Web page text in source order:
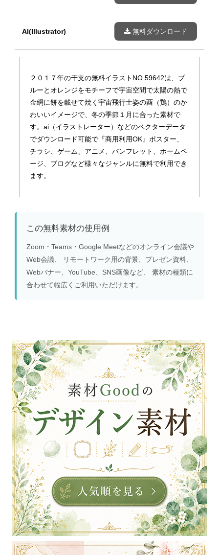
AI(Illustrator) 無料ダウンロード
２０１７年の干支の無料イラストNO.59642は、ブ
ルーとオレンジをモチーフで宇宙空間で太陽の熱で
金網に餅を載せて焼く宇宙飛行士姿の酉（鶏）のか
わいいイメージで、冬の季節１月に合った素材で
す。ai（イラストレーター）などのベクターデータ
でダウンロード可能で『商用利用OK』ポスター、
チラシ、ゲーム、アニメ、パンフレット、ホームペ
ージ、ブログなど様々なジャンルに無料で利用でき
ます。
この無料素材の使用例
Zoom・Teams・Google Meetなどのオンライン会議や
Web会議、 リモートワーク用の背景、プレゼン資料、
Webバナー、YouTube、SNS画像など、 素材の種類に
合わせて幅広くご利用いただけます。